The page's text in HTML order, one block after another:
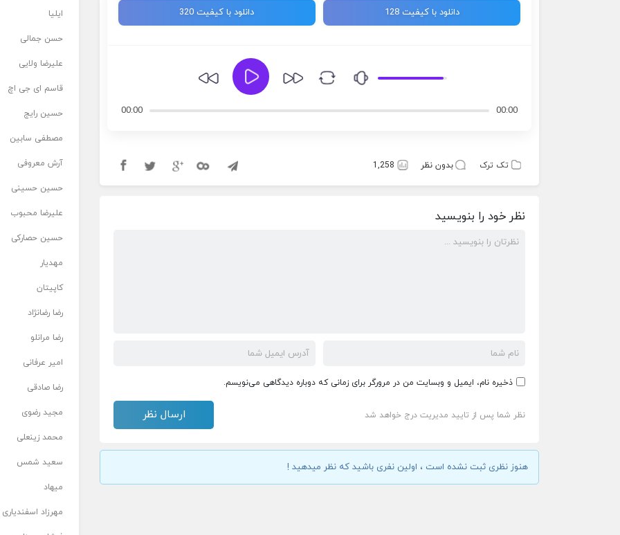
دانلود با کیفیت 128 دانلود با کیفیت 320
00:00
00:00
تک ترک بدون نظر 1,258
نظر خود را بنویسید
ذخیره نام، ایمیل و وبسایت من در مرورگر برای زمانی که دوباره دیدگاهی می‌نویسم.
نظر شما پس از تایید مدیریت درج خواهد شد
هنوز نظری ثبت نشده است ، اولین نفری باشید که نظر میدهید !
ایلیا
حسن جمالی
علیرضا ولایی
قاسم ای جی اچ
حسین رایج
مصطفی سابین
آرش معروفی
حسین حسینی
علیرضا محبوب
حسین حصارکی
مهدیار
کاپیتان
رضا رضانژاد
رضا مرانلو
امیر عرفانی
رضا صادقی
مجید رضوی
محمد زینعلی
سعید شمس
میهاد
مهرزاد اسفندیاری